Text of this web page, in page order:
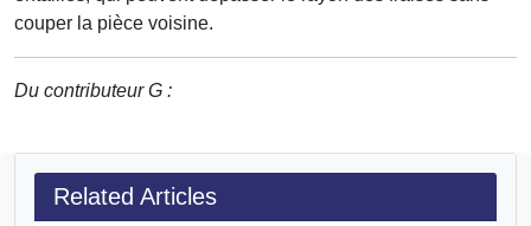
couper la pièce voisine.
Du contributeur G :
Related Articles